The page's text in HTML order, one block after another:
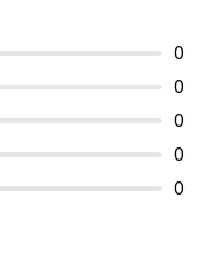
0
0
0
0
0